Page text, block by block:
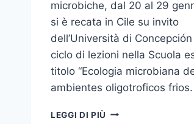
microbiche, dal 20 al 29
si è recata in Cile su invito
dell’Università di
ciclo di lezioni nella Scuola
titolo “Ecologia microbiana
ambientes oligotroficos frios.
LEGGI DI PIÙ COLLABORAZIONE